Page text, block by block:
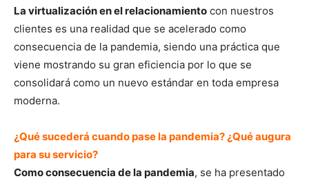
La virtualización en el relacionamiento con nuestros
clientes es una realidad que se acelerado como
consecuencia de la pandemia, siendo una práctica que
viene mostrando su gran eficiencia por lo que se
consolidará como un nuevo estándar en toda empresa
moderna.
¿Qué sucederá cuando pase la pandemia? ¿Qué augura
para su servicio?
Como consecuencia de la pandemia, se ha presentado